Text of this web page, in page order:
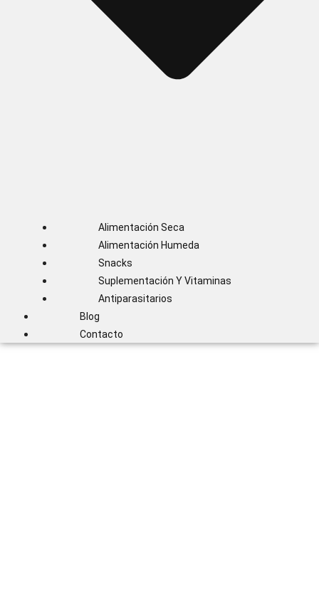
Alimentación Seca
Alimentación Humeda
Snacks
Suplementación Y Vitaminas
Antiparasitarios
Blog
Contacto